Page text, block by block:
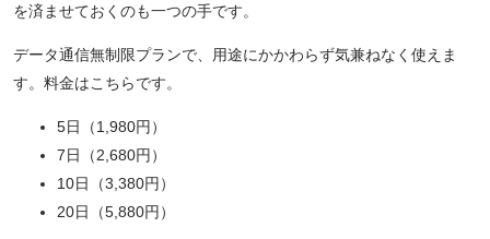
を済ませておくのも一つの手です。
データ通信無制限プランで、用途にかかわらず気兼ねなく使えま
す。料金はこちらです。
5日（1,980円）
7日（2,680円）
10日（3,380円）
20日（5,880円）